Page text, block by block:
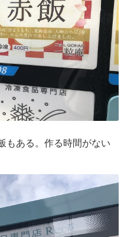
もある。作る時間がない